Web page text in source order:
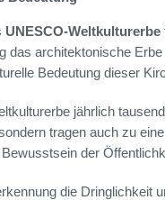
UNESCO-Weltkulturerbe
das architektonische
Bedeutung dieser
jährlich
tragen auch zu
der
die Dringlichkeit